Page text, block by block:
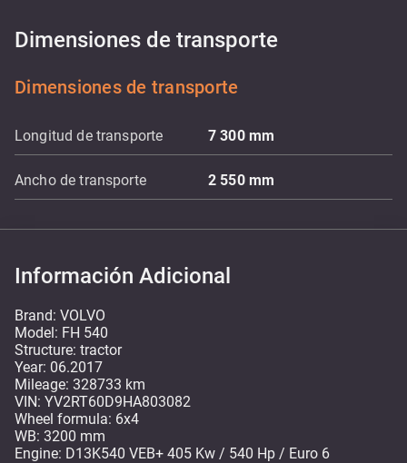
Dimensiones de transporte
Dimensiones de transporte
Longitud de transporte 7 300 mm
Ancho de transporte 2 550 mm
Información Adicional
Brand: VOLVO
Model: FH 540
Structure: tractor
Year: 06.2017
Mileage: 328733 km
VIN: YV2RT60D9HA803082
Wheel formula: 6x4
WB: 3200 mm
Engine: D13K540 VEB+ 405 Kw / 540 Hp / Euro 6